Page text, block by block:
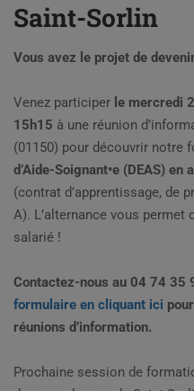
Saint-Sorlin
Vous avez le projet de
Venez participer le mercredi
15h15 à une réunion
(01150) pour découvrir notre
d’Aide-Soignant•e (DEAS)
(contrat d’apprentissage, de
A). L’alternance vous
salarié !
Contactez-nous au 04 74 35
formulaire en cliquant ici
réunions d’information.
Prochaine session de